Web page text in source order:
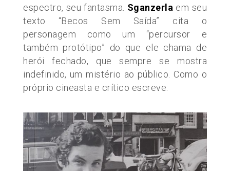
espectro, seu fantasma. Sganzerla em seu
texto “Becos Sem Saída” cita o
personagem como um “percursor e
também protótipo” do que ele chama de
herói fechado, que sempre se mostra
indefinido, um mistério ao público. Como o
próprio cineasta e crítico escreve: